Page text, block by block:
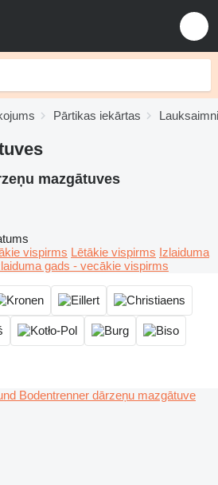
Pārtikas iekārtas
mazgātuves
vispirms Lētākie vispirms Izlaiduma
gads - vecākie vispirms